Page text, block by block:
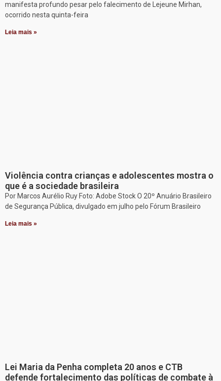
manifesta profundo pesar pelo falecimento de Lejeune Mirhan,
ocorrido nesta quinta-feira
Leia mais »
Violência contra crianças e adolescentes mostra o
que é a sociedade brasileira
Por Marcos Aurélio Ruy Foto: Adobe Stock O 20º Anuário Brasileiro
de Segurança Pública, divulgado em julho pelo Fórum Brasileiro
Leia mais »
Lei Maria da Penha completa 20 anos e CTB
defende fortalecimento das políticas de combate à